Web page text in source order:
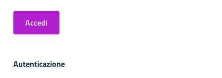
Accedi
Autenticazione